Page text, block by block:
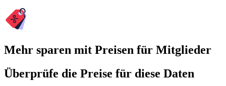
Mehr sparen mit Preisen für Mitglieder
Überprüfe die Preise für diese Daten